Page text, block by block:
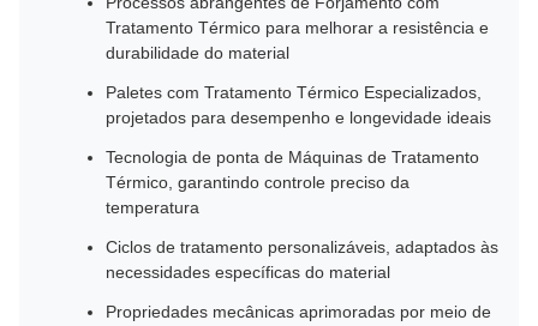
Tratamento Térmico para melhorar a resistência e
durabilidade do material
Paletes com Tratamento Térmico Especializados,
projetados para desempenho e longevidade ideais
Tecnologia de ponta de Máquinas de Tratamento
Térmico, garantindo controle preciso da
temperatura
Ciclos de tratamento personalizáveis, adaptados às
necessidades específicas do material
Propriedades mecânicas aprimoradas por meio de